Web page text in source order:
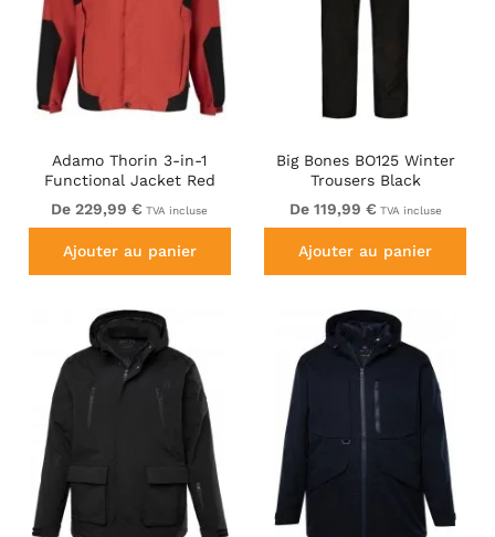
Adamo Thorin 3-in-1
Functional Jacket Red
De 229,99 € TVA incluse
Ajouter au panier
Big Bones BO125 Winter
Trousers Black
De 119,99 € TVA incluse
Ajouter au panier